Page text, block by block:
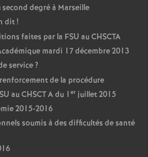
degré à Marseille
dit!
faites par la FSU au CHSCTA
mardi 17 décembre 2013
service?
de la procédure
au CHSCT A du 1 er juillet 2015
2015-2016
soumis à des difficultés de santé